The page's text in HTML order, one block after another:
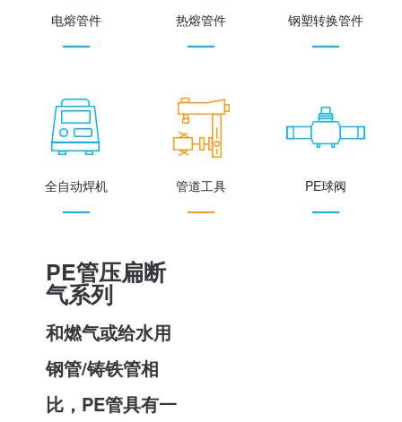
电熔管件 热熔管件 钢塑转换管件
全自动焊机 管道工具 PE球阀
PE管压扁断
气系列
和燃气或给水用
钢管/铸铁管相
比，PE管具有一